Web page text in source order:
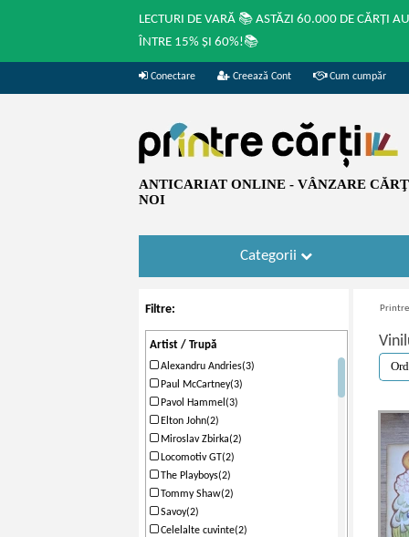
LECTURI DE VARĂ 📚 ASTĂZI 60.000 DE CĂRȚI
ÎNTRE 15% ȘI 60%!📚
Conectare Creează Cont Cum cumpăr
ANTICARIAT ONLINE - VÂNZARE
NOI
Categorii
Filtre:
Artist / Trupă
Alexandru Andries(3)
Paul McCartney(3)
Pavol Hammel(3)
Elton John(2)
Miroslav Zbirka(2)
Locomotiv GT(2)
The Playboys(2)
Tommy Shaw(2)
Savoy(2)
Celelalte cuvinte(2)